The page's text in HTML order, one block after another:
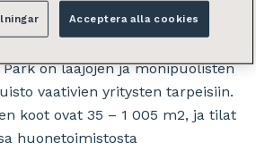
on laajojen ja monipuolisten
vaativien yritysten tarpeisiin.
koot ovat 35 – 1 005 m2, ja tilat
huonetoimistosta
Acceptera alla cookies